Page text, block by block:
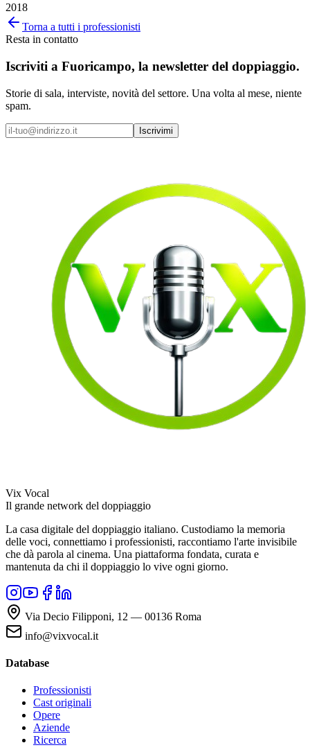
2018
Torna a tutti i professionisti
Resta in contatto
Iscriviti a Fuoricampo, la newsletter del doppiaggio.
Storie di sala, interviste, novità del settore. Una volta al mese, niente
spam.
Iscrivimi
Vix Vocal
Il grande network del doppiaggio
La casa digitale del doppiaggio italiano. Custodiamo la memoria
delle voci, connettiamo i professionisti, raccontiamo l'arte invisibile
che dà parola al cinema. Una piattaforma fondata, curata e
mantenuta da chi il doppiaggio lo vive ogni giorno.
Via Decio Filipponi, 12 — 00136 Roma
info@vixvocal.it
Database
Professionisti
Cast originali
Opere
Aziende
Ricerca